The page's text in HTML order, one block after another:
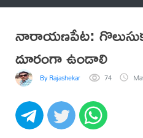
నారాయణపేట:
దూరంగా ఉండాలి
By Rajashekar 74